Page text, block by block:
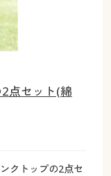
点セット(綿
クトップの2点セ